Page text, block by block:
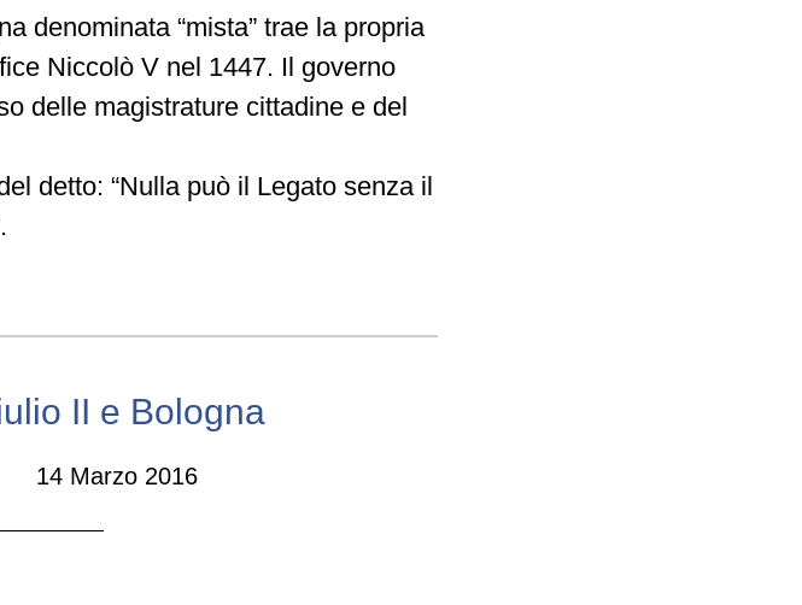
denominata “mista” trae la propria
Niccolò V nel 1447. Il governo
delle magistrature cittadine e del
detto: “Nulla può il Legato senza il
II e Bologna
14 Marzo 2016